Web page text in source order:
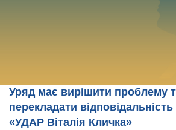
Уряд має вирішити проблему
перекладати
«УДАР Віталія Кличка»